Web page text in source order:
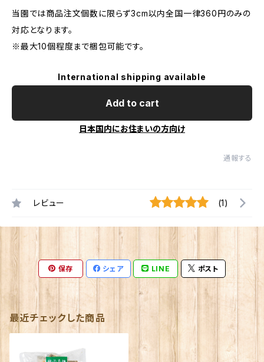
当園では商品注文個数に限らず3cm以内全国一律360円のみの
対応となります。
※最大10個程度まで梱包可能です。
International shipping available
Add to cart
日本国内にお住まいの方向け
通報する
レビュー (1)
保存 シェア LINE ポスト
最近チェックした商品